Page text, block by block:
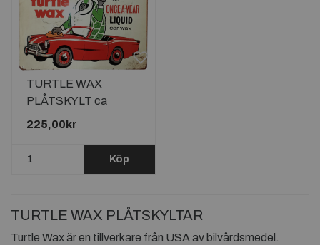
TURTLE WAX
PLÅTSKYLT ca
38x30,5cm
225,00kr
Köp
TURTLE WAX PLÅTSKYLTAR
Turtle Wax är en tillverkare från USA av bilvårdsmedel.